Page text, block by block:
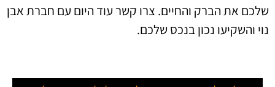
שלכם את הברק והחיים. צרו קשר עוד היום עם חברת אבן
נוי והשקיעו נכון בנכס שלכם.